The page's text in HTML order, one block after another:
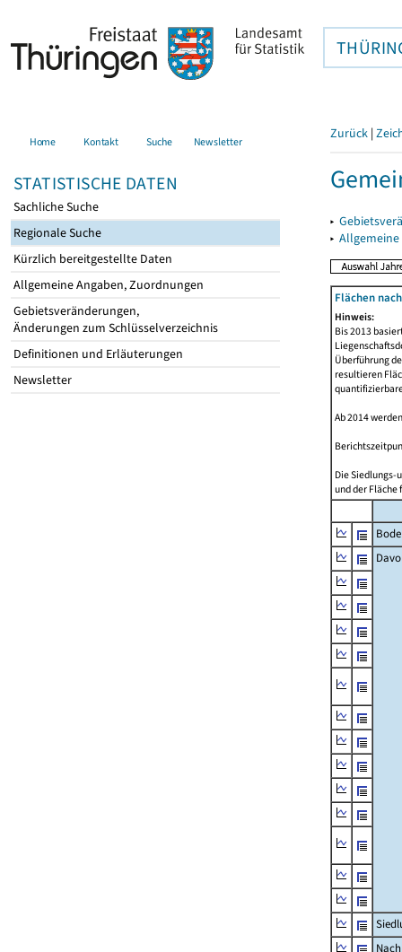
Home Kontakt Suche Newsletter
STATISTISCHE DATEN
Sachliche Suche
Regionale Suche
Kürzlich bereitgestellte Daten
Allgemeine Angaben, Zuordnungen
Gebietsveränderungen,
Änderungen zum Schlüsselverzeichnis
Definitionen und Erläuterungen
Newsletter
Zurück |
▸
▸
Flächen
Hinweis:
Bis 2013
Überführung
resultieren
Ab 2014
Die Siedlungs-
und der Fläche